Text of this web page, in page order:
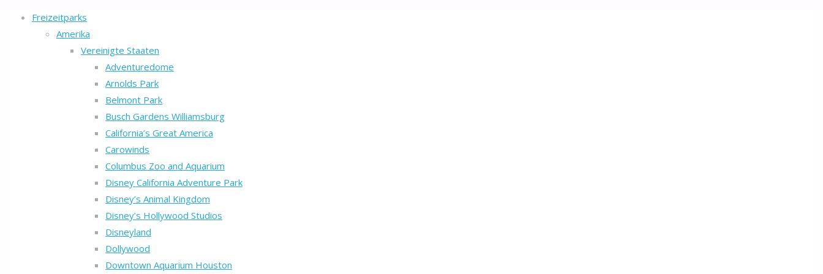
Freizeitparks
Amerika
Vereinigte Staaten
Adventuredome
Arnolds Park
Belmont Park
Busch Gardens Williamsburg
California’s Great America
Carowinds
Columbus Zoo and Aquarium
Disney California Adventure Park
Disney’s Animal Kingdom
Disney’s Hollywood Studios
Disneyland
Dollywood
Downtown Aquarium Houston